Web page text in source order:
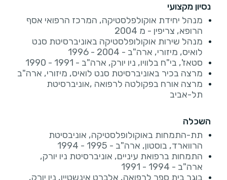
נסיון מקצועי
מנהל יחידת אוקולפלסטיקה, המרכז הרפואי אסף
הרופא, צריפין - מ 2004
מנהל שירות אוקולופלסטיקה באוניברסיטת סנט
לואיס, מיזורי, ארה"ב - 2004 - 1996
סטאז', בי"ח בלוויו, ניו יורק, ארה"ב - 1991 - 1990
מרצה בכיר באוניברסיטת סנט לואיס, מיזורי, ארה"ב
מרצה אורח בפקולטה לרפואה ,אוניברסיטת
תל-אביב
השכלה
תת-התמחות באוקולופלסטיקה, אוניבסיטת
הרווארד, בוסטון, ארה"ב - 1995 - 1994
התמחות ברפואת עיניים, אוניברסיטת ניו יורק,
ארה"ב - 1994 - 1991
בוגר בית ספר לרפואה, אלברט אינשטיין, ניו יורק,